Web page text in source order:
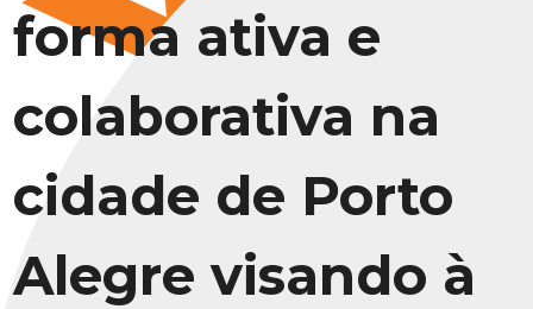
forma ativa e
colaborativa na
cidade de Porto
Alegre visando à